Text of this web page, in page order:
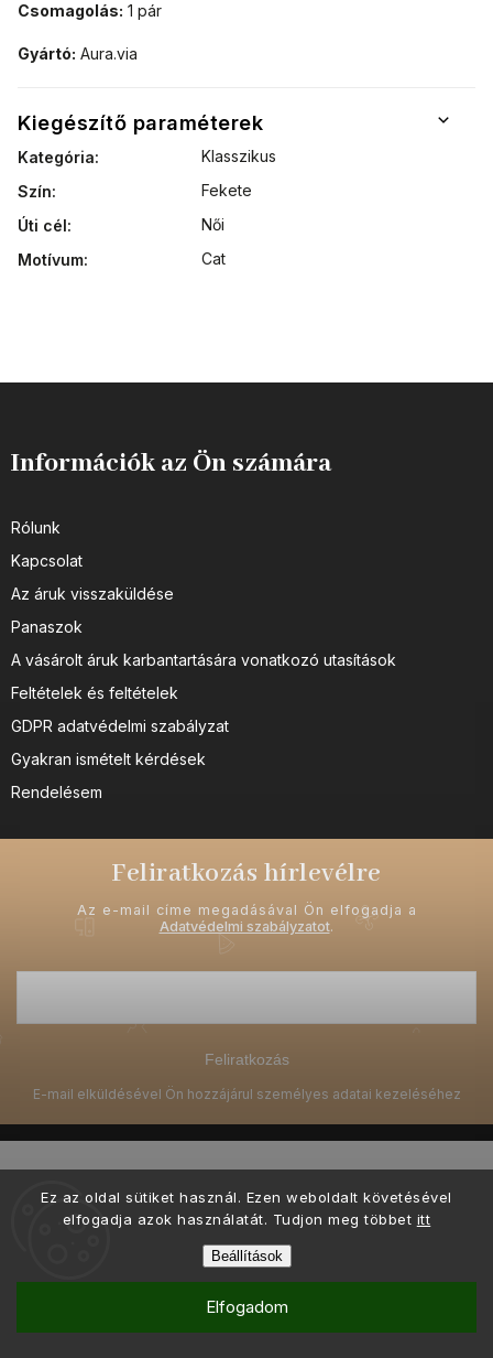
Ez az oldal sütiket használ. Ezen weboldalt követésével
elfogadja azok használatát. Tudjon meg többet itt
Beállítások
Elfogadom
Csomagolás: 1 pár
Gyártó: Aura.via
Kiegészítő paraméterek
Kategória:
Klasszikus
Szín:
Fekete
Úti cél:
Női
Motívum: Cat
Információk az Ön számára
Rólunk
Kapcsolat
Az áruk visszaküldése
Panaszok
A vásárolt áruk karbantartására vonatkozó utasítások
Feltételek és feltételek
GDPR adatvédelmi szabályzat
Gyakran ismételt kérdések
Rendelésem
Feliratkozás hírlevélre
Az e-mail címe megadásával Ön elfogadja a
Adatvédelmi szabályzatot.
Feliratkozás
Shoptet készítette
Ő készítette és kódolta a grafikai tervezést